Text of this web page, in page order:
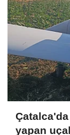
yapan